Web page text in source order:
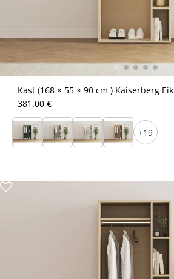
Kast (168 × 55 × 90 cm ) Kaiserberg Eik
381.00 €
+19